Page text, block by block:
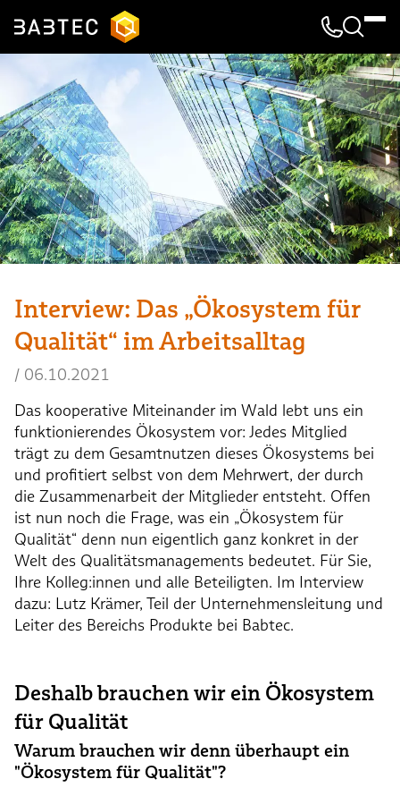
Suche
Kontakt &
Interview: Das „Ökosystem für
Qualität“ im Arbeitsalltag
/ 06.10.2021
Das kooperative Miteinander im Wald lebt uns ein
funktionierendes Ökosystem vor: Jedes Mitglied
trägt zu dem Gesamtnutzen dieses Ökosystems bei
und profitiert selbst von dem Mehrwert, der durch
die Zusammenarbeit der Mitglieder entsteht. Offen
ist nun noch die Frage, was ein „Ökosystem für
Qualität“ denn nun eigentlich ganz konkret in der
Welt des Qualitätsmanagements bedeutet. Für Sie,
Ihre Kolleg:innen und alle Beteiligten. Im Interview
dazu: Lutz Krämer, Teil der Unternehmensleitung und
Leiter des Bereichs Produkte bei Babtec.
Deshalb brauchen wir ein Ökosystem
für Qualität
Warum brauchen wir denn überhaupt ein
"Ökosystem für Qualität"?